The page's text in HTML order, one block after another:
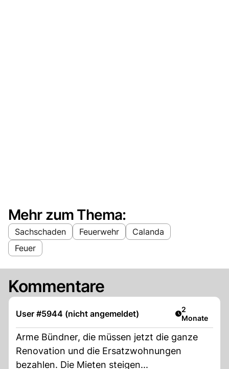
Mehr zum Thema:
Sachschaden Feuerwehr
Calanda
Feuer
Kommentare
User #5944 (nicht angemeldet) Artikel
2
Monate
Arme Bündner, die müssen jetzt die ganze
Renovation und die Ersatzwohnungen
bezahlen. Die Mieten steigen...